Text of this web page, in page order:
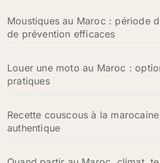
Moustiques au Maroc : période
de prévention efficaces
Louer une moto au Maroc :
pratiques
Recette couscous à la
authentique